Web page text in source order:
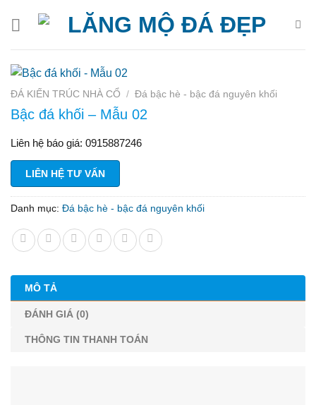
ĐÁ KIẾN TRÚC NHÀ CỔ / Đá bậc hè - bậc đá nguyên khối
Bậc đá khối – Mẫu 02
Liên hệ báo giá: 0915887246
LIÊN HỆ TƯ VẤN
Danh mục: Đá bậc hè - bậc đá nguyên khối
MÔ TẢ
ĐÁNH GIÁ (0)
THÔNG TIN THANH TOÁN